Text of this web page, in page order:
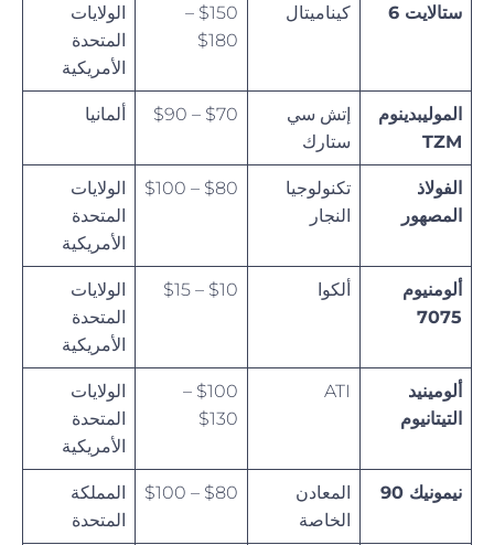
ستالايت 6 كيناميتال
$150 –
$180
الولايات
المتحدة
الأمريكية
الموليبدينوم
TZM
إتش سي
ستارك
$70 – $90 ألمانيا
الفولاذ
المصهور
تكنولوجيا
النجار
$80 – $100
الولايات
المتحدة
الأمريكية
ألومنيوم
7075
ألكوا $10 – $15
الولايات
المتحدة
الأمريكية
ألومينيد
التيتانيوم
ATI
$100 –
$130
الولايات
المتحدة
الأمريكية
نيمونيك 90
المعادن
الخاصة
$80 – $100
المملكة
المتحدة